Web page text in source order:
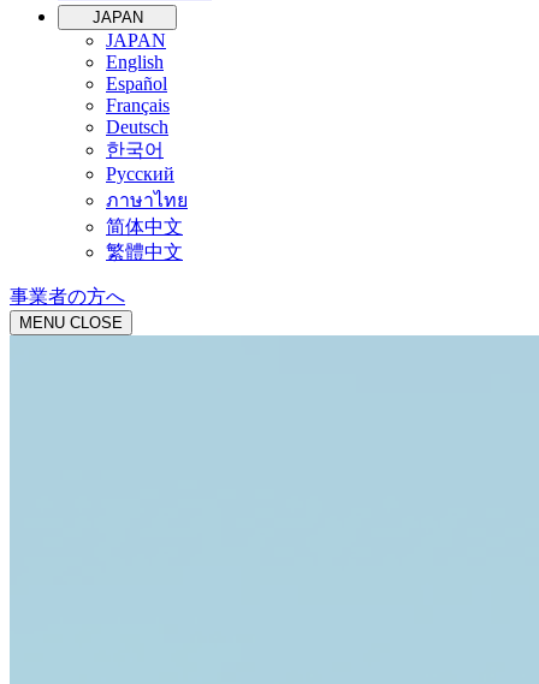
JAPAN
JAPAN
English
Español
Français
Deutsch
한국어
Русский
ภาษาไทย
简体中文
繁體中文
事業者の方へ
MENU CLOSE